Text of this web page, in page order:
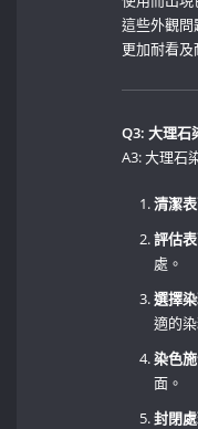
這些外觀
更加耐看及
Q3: 大理石
A3:​ 大理石
清潔
評估
處。
選擇
適的染
染色
面。 ⁤
封閉